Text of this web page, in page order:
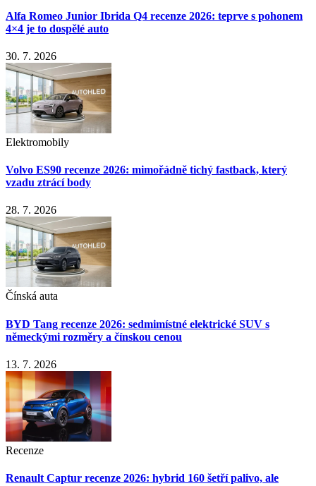
Alfa Romeo Junior Ibrida Q4 recenze 2026: teprve s pohonem
4×4 je to dospělé auto
30. 7. 2026
Elektromobily
Volvo ES90 recenze 2026: mimořádně tichý fastback, který
vzadu ztrácí body
28. 7. 2026
Čínská auta
BYD Tang recenze 2026: sedmimístné elektrické SUV s
německými rozměry a čínskou cenou
13. 7. 2026
Recenze
Renault Captur recenze 2026: hybrid 160 šetří palivo, ale